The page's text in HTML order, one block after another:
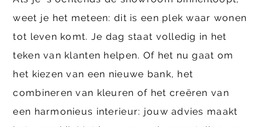
weet je het meteen: dit is een plek waar wonen
tot leven komt. Je dag staat volledig in het
teken van klanten helpen. Of het nu gaat om
het kiezen van een nieuwe bank, het
combineren van kleuren of het creëren van
een harmonieus interieur: jouw advies maakt